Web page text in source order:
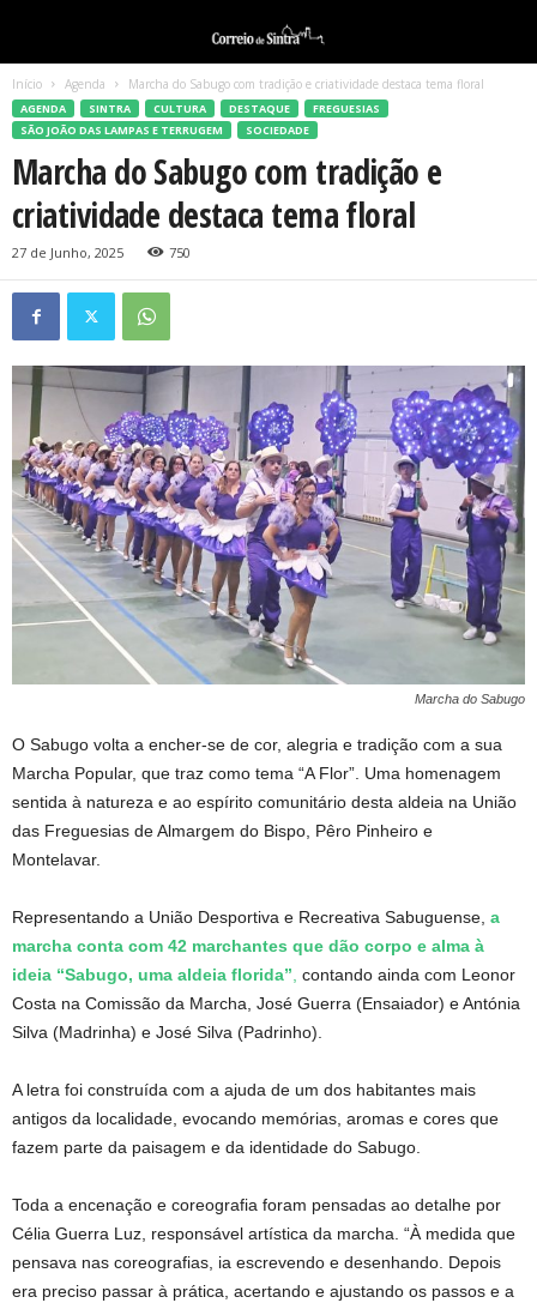
Início Agenda Marcha do Sabugo com tradição e criatividade destaca tema floral
AGENDA SINTRA CULTURA DESTAQUE
FREGUESIAS
SÃO JOÃO DAS LAMPAS E TERRUGEM
SOCIEDADE
Marcha do Sabugo com tradição e
criatividade destaca tema floral
27 de Junho, 2025 750
Marcha do Sabugo
O Sabugo volta a encher-se de cor, alegria e tradição com a sua
Marcha Popular, que traz como tema “A Flor”. Uma homenagem
sentida à natureza e ao espírito comunitário desta aldeia na União
das Freguesias de Almargem do Bispo, Pêro Pinheiro e
Montelavar.
Representando a União Desportiva e Recreativa Sabuguense, a
marcha conta com 42 marchantes que dão corpo e alma à
ideia “Sabugo, uma aldeia florida” contando ainda com Leonor
Costa na Comissão da Marcha, José Guerra (Ensaiador) e Antónia
Silva (Madrinha) e José Silva (Padrinho).
A letra foi construída com a ajuda de um dos habitantes mais
antigos da localidade, evocando memórias, aromas e cores que
fazem parte da paisagem e da identidade do Sabugo.
Toda a encenação e coreografia foram pensadas ao detalhe por
Célia Guerra Luz, responsável artística da marcha. “À medida que
pensava nas coreografias, ia escrevendo e desenhando. Depois
era preciso passar à prática, acertando e ajustando os passos e a